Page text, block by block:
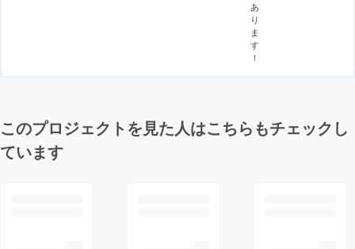
あ
り
ま
す
！
このプロジェクトを見た人はこちらもチェックし
ています